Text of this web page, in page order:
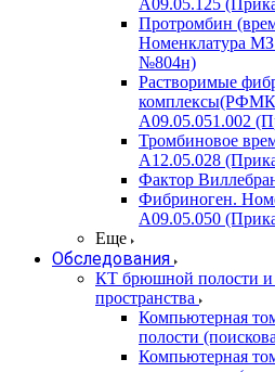
A09.05.125
Протромбин
Номенклатура
№804н)
Растворимые
A09.05.051.002
Тромбиновое
A12.05.028
Фактор
Фибриноген.
A09.05.050
Еще
Обследования
КТ брюшной полости
пространства
Компьютерная
полости
Компьютерная